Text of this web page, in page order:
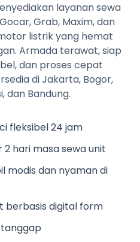
layanan sewa
Grab, Maxim, dan
listrik yang hemat
Armada terawat, siap
dan proses cepat
di Jakarta, Bogor,
dan Bandung.
fleksibel 24 jam
hari masa sewa unit
modis dan nyaman di
berbasis digital form